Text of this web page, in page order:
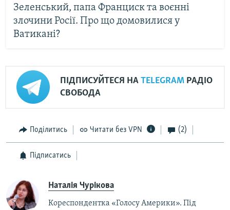
Зеленський, папа Франциск та воєнні
злочини Росії. Про що домовилися у
Ватикані?
ПІДПИСУЙТЕСЯ НА TELEGRAM РАДІО
СВОБОДА
Поділитись Читати без VPN (2)
Підписатись
Наталія Чурікова
Кореспондентка «Голосу Америки». Під